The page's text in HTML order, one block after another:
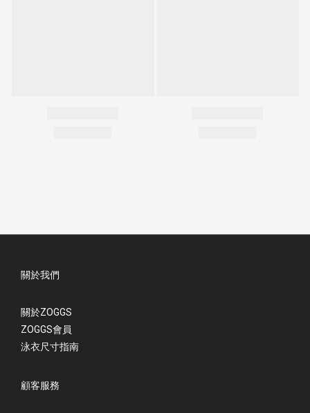
關於我們
關於ZOGGS
ZOGGS會員
泳衣尺寸指南
顧客服務